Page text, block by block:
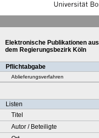
Elektronische Publikationen aus
dem Regierungsbezirk Köln
Pflichtabgabe
Ablieferungsverfahren
Listen
Titel
Autor / Beteiligte